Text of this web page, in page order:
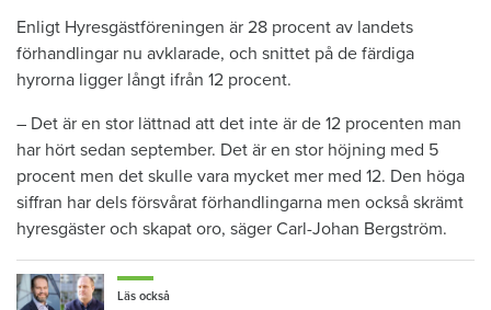
Enligt Hyresgästföreningen är 28 procent av landets
förhandlingar nu avklarade, och snittet på de färdiga
hyrorna ligger långt ifrån 12 procent.
– Det är en stor lättnad att det inte är de 12 procenten man
har hört sedan september. Det är en stor höjning med 5
procent men det skulle vara mycket mer med 12. Den höga
siffran har dels försvårat förhandlingarna men också skrämt
hyresgäster och skapat oro, säger Carl-Johan Bergström.
Läs också